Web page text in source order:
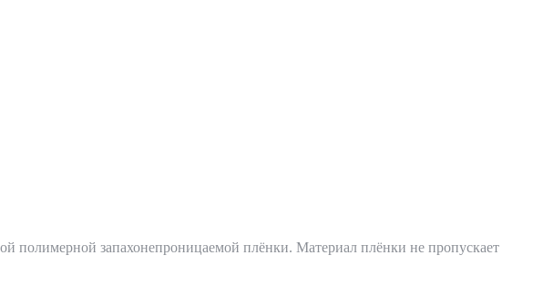
запахонепроницаемой плёнки. Материал плёнки не пропускает